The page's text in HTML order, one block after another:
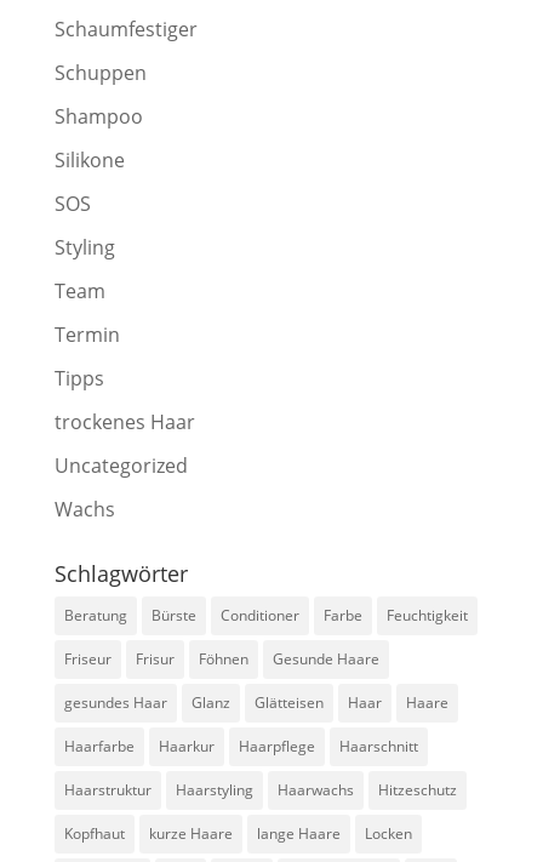
Schaumfestiger
Schuppen
Shampoo
Silikone
SOS
Styling
Team
Termin
Tipps
trockenes Haar
Uncategorized
Wachs
Schlagwörter
Beratung Bürste Conditioner Farbe Feuchtigkeit
Friseur Frisur Föhnen Gesunde Haare
gesundes Haar Glanz Glätteisen Haar Haare
Haarfarbe Haarkur Haarpflege Haarschnitt
Haarstruktur Haarstyling Haarwachs Hitzeschutz
Kopfhaut kurze Haare lange Haare Locken